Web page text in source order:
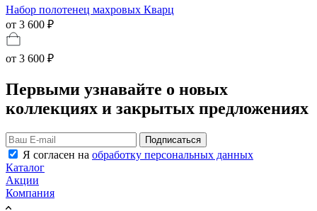
Набор полотенец махровых Кварц
от 3 600 ₽
от 3 600 ₽
Первыми узнавайте о новых
коллекциях и закрытых предложениях
Подписаться
Я согласен на обработку персональных данных
Каталог
Акции
Компания